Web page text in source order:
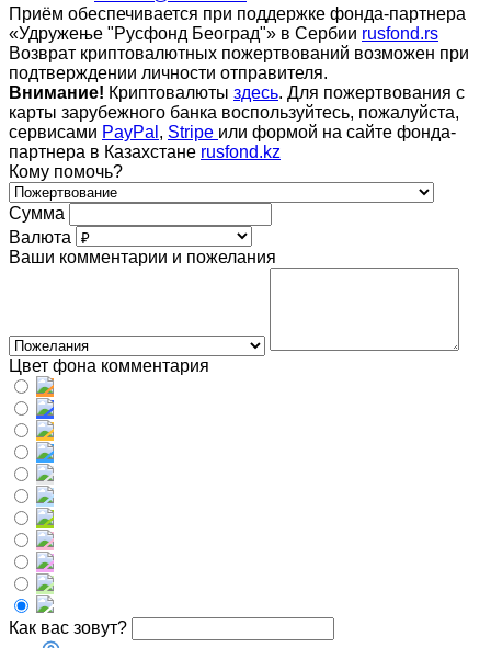
Приём обеспечивается при поддержке фонда-партнера
«Удружење "Русфонд Београд"» в Сербии rusfond.rs
Возврат криптовалютных пожертвований возможен при
подтверждении личности отправителя.
Внимание! Криптовалюты здесь. Для пожертвования с
карты зарубежного банка воспользуйтесь, пожалуйста,
сервисами PayPal , Stripe или формой на сайте фонда-
партнера в Казахстане rusfond.kz
Кому помочь?
Сумма
Валюта
Ваши комментарии и пожелания
Цвет фона комментария
Как вас зовут?